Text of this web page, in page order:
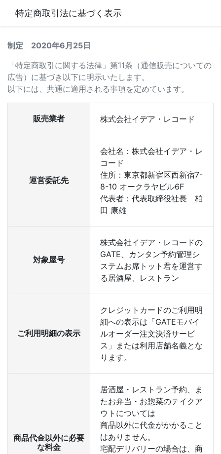
特定商取引法に基づく表示
制定 2020年6月25日
「特定商取引に関する法律」第11条（通信販売についての
広告）に基づき以下に明示いたします。
以下には、共通に適用される事項を定めています。
販売業者 株式会社イデア・レコード
運営委託先
会社名：株式会社イデア・レ
コード
住所：東京都新宿区西新宿7-
8-10 オークラヤビル6F
代表者：代表取締役社長 柏
田 康雄
対象屋号
株式会社イデア・レコードの
GATE、カンタン予約管理シ
ステムお席トット君を運営す
る居酒屋、レストラン
ご利用明細の表示
クレジットカードのご利用明
細への表示は「GATEモバイ
ルオーダー注文決済サービ
ス」または利用店舗名義とな
ります。
商品代金以外に必要
な料金
居酒屋・レストラン予約、ま
たお弁当・お惣菜のテイクア
ウトについては
商品以外に代金がかかること
はありません。
宅配デリバリーの場合は、商